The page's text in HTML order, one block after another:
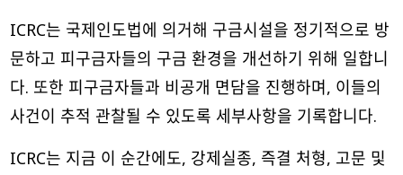
ICRC는 국제인도법에 의거해 구금시설을 정기적으로 방
문하고 피구금자들의 구금 환경을 개선하기 위해 일합니
다. 또한 피구금자들과 비공개 면담을 진행하며, 이들의
사건이 추적 관찰될 수 있도록 세부사항을 기록합니다.
ICRC는 지금 이 순간에도, 강제실종, 즉결 처형, 고문 및